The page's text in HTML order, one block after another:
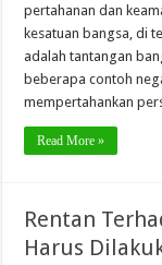
pertahanan dan
kesatuan bangsa, di
adalah tantangan
beberapa contoh
mempertahankan
Read More »
Rentan
Harus